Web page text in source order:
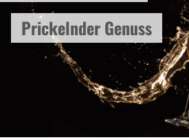
Prickelnder Genuss